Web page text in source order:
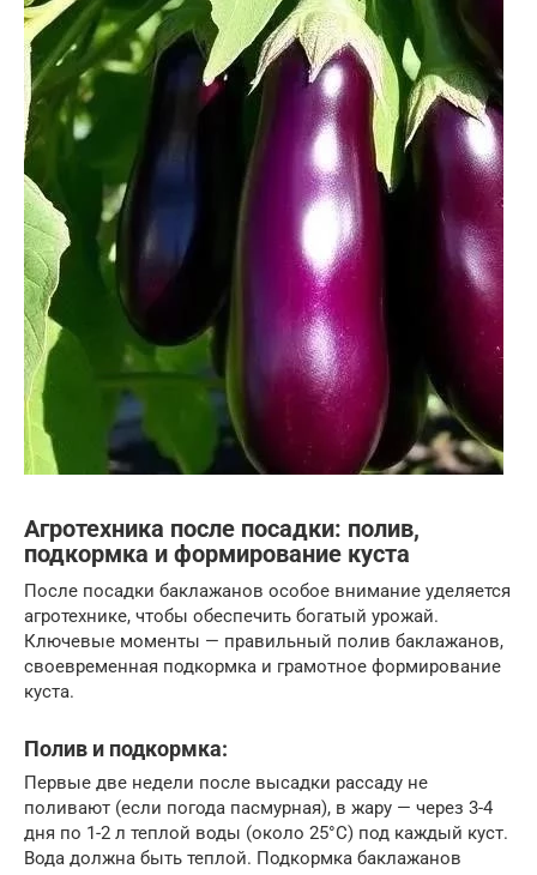
Агротехника после посадки: полив,
подкормка и формирование куста
После посадки баклажанов особое внимание уделяется
агротехнике, чтобы обеспечить богатый урожай.
Ключевые моменты — правильный полив баклажанов,
своевременная подкормка и грамотное формирование
куста.
Полив и подкормка:
Первые две недели после высадки рассаду не
поливают (если погода пасмурная), в жару — через 3-4
дня по 1-2 л теплой воды (около 25°C) под каждый куст.
Вода должна быть теплой. Подкормка баклажанов